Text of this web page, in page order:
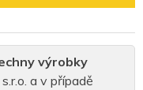
výrobky
a v případě